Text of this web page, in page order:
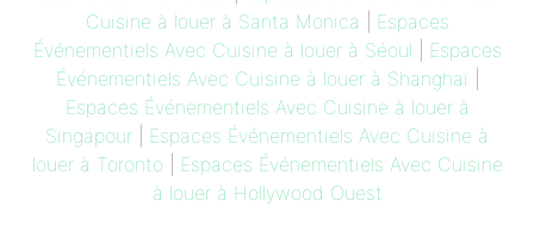
Cuisine à louer à Santa Monica
Espaces
Événementiels Avec Cuisine à louer à Séoul
Espaces
Événementiels Avec Cuisine à louer à Shanghaï
Espaces Événementiels Avec Cuisine à louer à
Singapour
Espaces Événementiels Avec Cuisine à
louer à Toronto| Espaces Événementiels Avec Cuisine
à louer à Hollywood Ouest